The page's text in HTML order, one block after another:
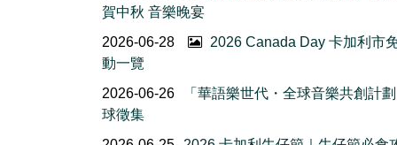
賀中秋 音樂晚宴
2026-06-28
2026 Canada Day 卡加利市
動一覽
2026-06-26
「華語樂世代・全球音樂共創計
球徵集